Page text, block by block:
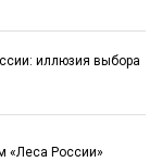
иллюзия выбора
«Леса России»